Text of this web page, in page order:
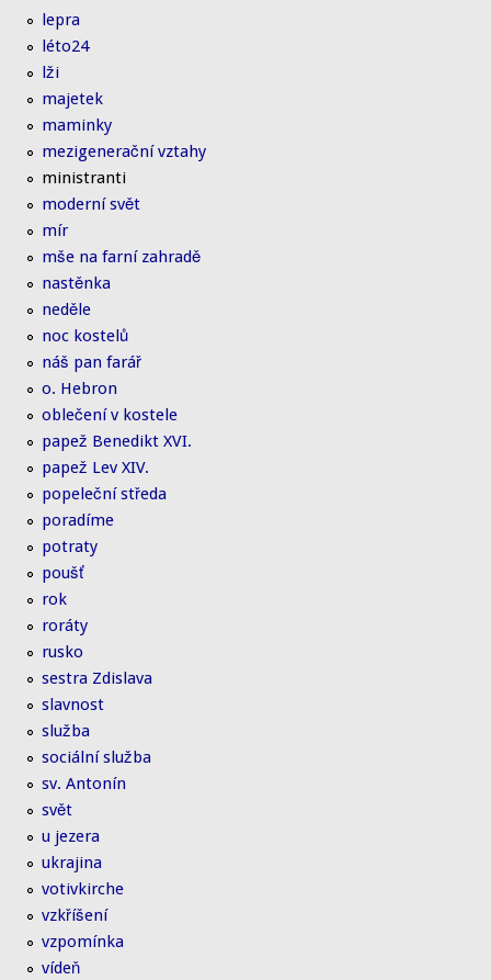
lepra
léto24
lži
majetek
maminky
mezigenerační vztahy
ministranti
moderní svět
mír
mše na farní zahradě
nastěnka
neděle
noc kostelů
náš pan farář
o. Hebron
oblečení v kostele
papež Benedikt XVI.
papež Lev XIV.
popeleční středa
poradíme
potraty
poušť
rok
roráty
rusko
sestra Zdislava
slavnost
služba
sociální služba
sv. Antonín
svět
u jezera
ukrajina
votivkirche
vzkříšení
vzpomínka
vídeň